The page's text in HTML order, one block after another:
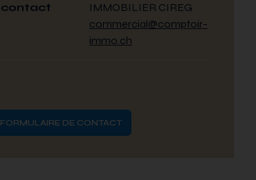
contact
IMMOBILIER CIREG
commercial@comptoir-
immo.ch
FORMULAIRE DE CONTACT